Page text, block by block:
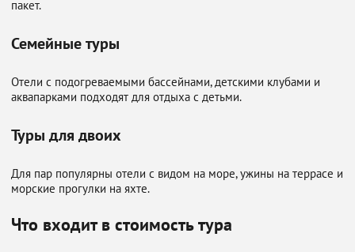
пакет.
Семейные туры
Отели с подогреваемыми бассейнами, детскими клубами и
аквапарками подходят для отдыха с детьми.
Туры для двоих
Для пар популярны отели с видом на море, ужины на террасе и
морские прогулки на яхте.
Что входит в стоимость тура